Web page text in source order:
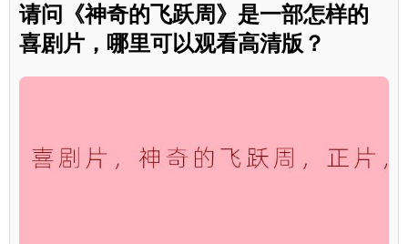
请问《神奇的飞跃周》是一部怎样的
喜剧片，哪里可以观看高清版？